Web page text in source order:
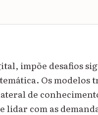
impõe desafios
Os modelos
de
lidar com as